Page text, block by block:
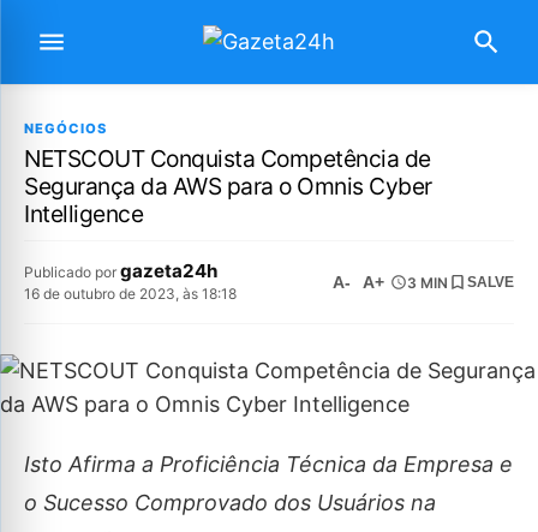
NEGÓCIOS
NETSCOUT Conquista Competência de
Segurança da AWS para o Omnis Cyber
Intelligence
Publicado por gazeta24h
16 de outubro de 2023, às 18:18
A- A+ 3 MIN SALVE
Isto Afirma a Proficiência Técnica da Empresa e
o Sucesso Comprovado dos Usuários na